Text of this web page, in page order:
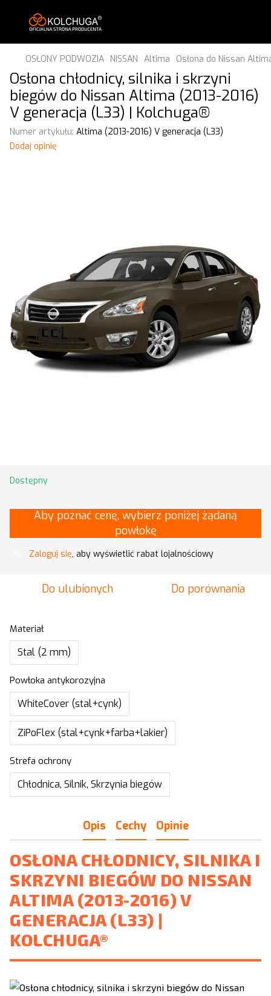
OSŁONY PODWOZIA NISSAN Altima Osłona do Nissan
Osłona chłodnicy, silnika i skrzyni
biegów do Nissan Altima (2013-2016)
V generacja (L33) | Kolchuga®
Numer artykułu: Altima (2013-2016) V generacja (L33)
Dodaj opinię
Dostępny
Aby poznać cenę, wybierz poniżej żądaną
powłokę
Zaloguj się, aby wyświetlić rabat lojalnościowy
Do ulubionych Do porównania
Materiał
Stal (2 mm)
Powłoka antykorozyjna
WhiteCover (stal+cynk)
ZiPoFlex (stal+cynk+farba+lakier)
Strefa ochrony
Chłodnica, Silnik, Skrzynia biegów
Opis Cechy Opinie
OSŁONA CHŁODNICY, SILNIKA I
SKRZYNI BIEGÓW DO NISSAN
ALTIMA (2013-2016) V
GENERACJA (L33) |
KOLCHUGA®